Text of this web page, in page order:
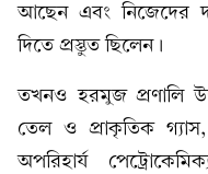
আছেন এবং নিজেদের
দিতে প্রস্তুত ছিলেন।
তখনও হরমুজ প্রণালি
তেল ও প্রাকৃতিক
অপরিহার্য